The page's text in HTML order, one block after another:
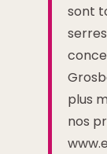
sont
plus
nos